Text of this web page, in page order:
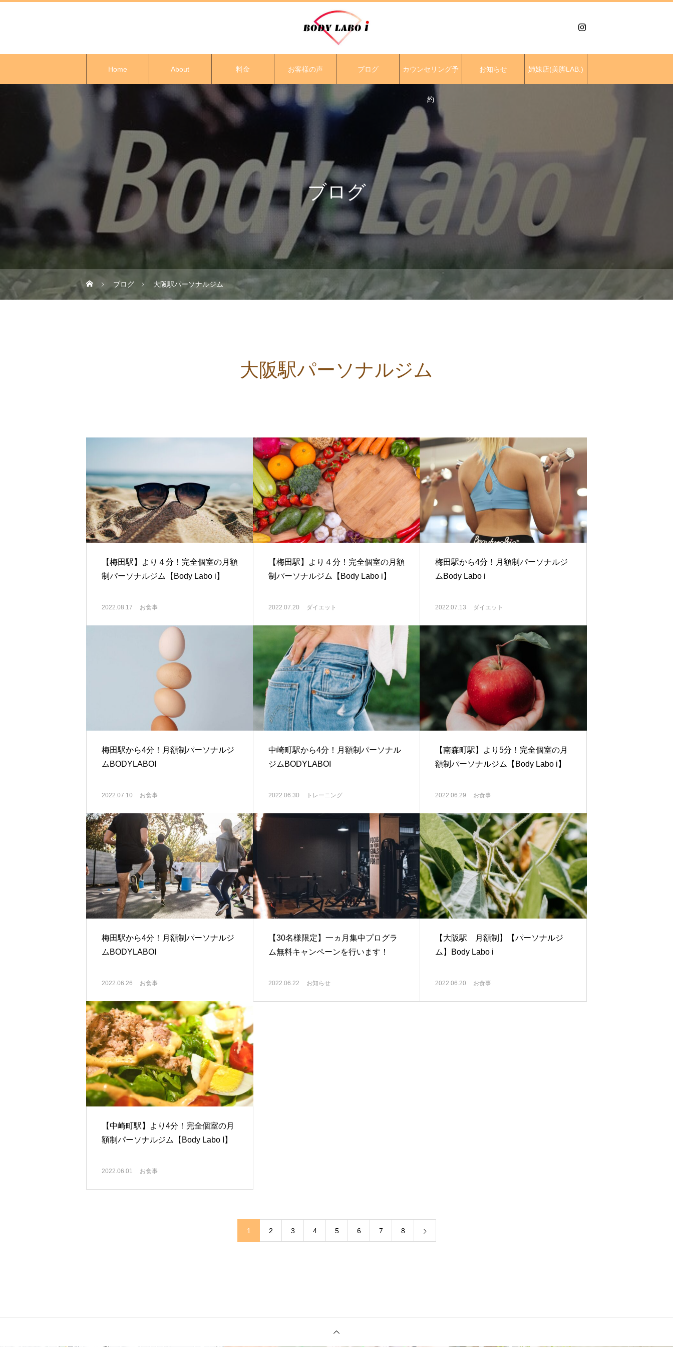
Home About 料金 お客様の声 ブログ カウンセリング予
約
お知らせ 姉妹店(美脚LAB.)
ブログ
ブログ 大阪駅パーソナルジム
大阪駅パーソナルジム
【梅田駅】より４分！完全個室の月額
制パーソナルジム【Body Labo i】
2022.08.17 お食事
【梅田駅】より４分！完全個室の月額
制パーソナルジム【Body Labo i】
2022.07.20 ダイエット
梅田駅から4分！月額制パーソナルジ
ムBody Labo i
2022.07.13 ダイエット
梅田駅から4分！月額制パーソナルジ
ムBODYLABOI
2022.07.10 お食事
中崎町駅から4分！月額制パーソナル
ジムBODYLABOI
2022.06.30 トレーニング
【南森町駅】より5分！完全個室の月
額制パーソナルジム【Body Labo i】
2022.06.29 お食事
梅田駅から4分！月額制パーソナルジ
ムBODYLABOI
2022.06.26 お食事
【30名様限定】一ヵ月集中プログラ
ム無料キャンペーンを行います！
2022.06.22 お知らせ
【大阪駅 月額制】【パーソナルジ
ム】Body Labo i
2022.06.20 お食事
【中崎町駅】より4分！完全個室の月
額制パーソナルジム【Body Labo I】
2022.06.01 お食事
1 2 3 4 5 6 7 8